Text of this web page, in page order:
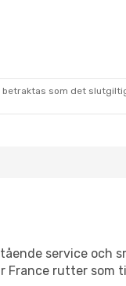
som det
service och
rutter som